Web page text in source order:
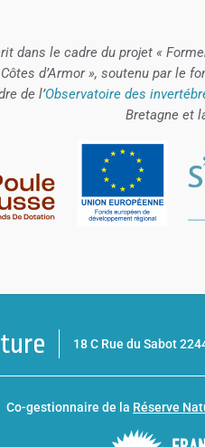
dans le cadre du projet «
d’Armor », soutenu par le
de l’Observatoire des
Bretagne et
18 C Rue du Sabot
Co-gestionnaire de la Réserve